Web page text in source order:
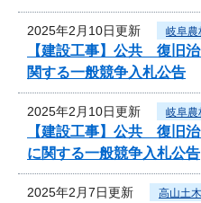
2025年2月10日更新 岐阜農
【建設工事】公共 復旧
関する一般競争入札公告
2025年2月10日更新 岐阜農
【建設工事】公共 復旧
に関する一般競争入札公告
2025年2月7日更新 高山土